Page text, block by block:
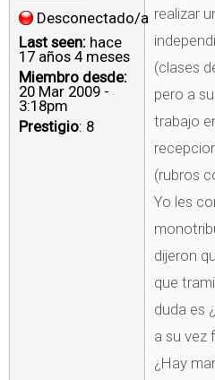
Desconectado/a
Last seen: hace
17 años 4 meses
Miembro desde:
20 Mar 2009 -
3:18pm
Prestigio: 8
realizar
(clases
pero a
trabajo
(rubros
Yo les
dijeron
que
duda es
a su vez
¿Hay